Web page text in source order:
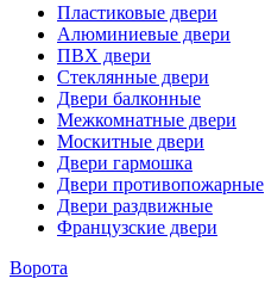
Пластиковые двери
Алюминиевые двери
ПВХ двери
Стеклянные двери
Двери балконные
Межкомнатные двери
Москитные двери
Двери гармошка
Двери противопожарные
Двери раздвижные
Французские двери
Ворота